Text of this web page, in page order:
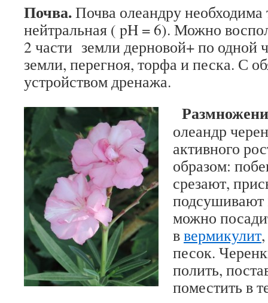
Почва.Почва олеандру необходима
нейтральная ( pH = 6). Можно
2 части земли дерновой+ по одной
земли, перегноя, торфа и песка. С
устройством дренажа.
олеандр
активного
образом:
срезают,
подсушивают
можно
ввермикулит,
песок.
полить,
поместить в